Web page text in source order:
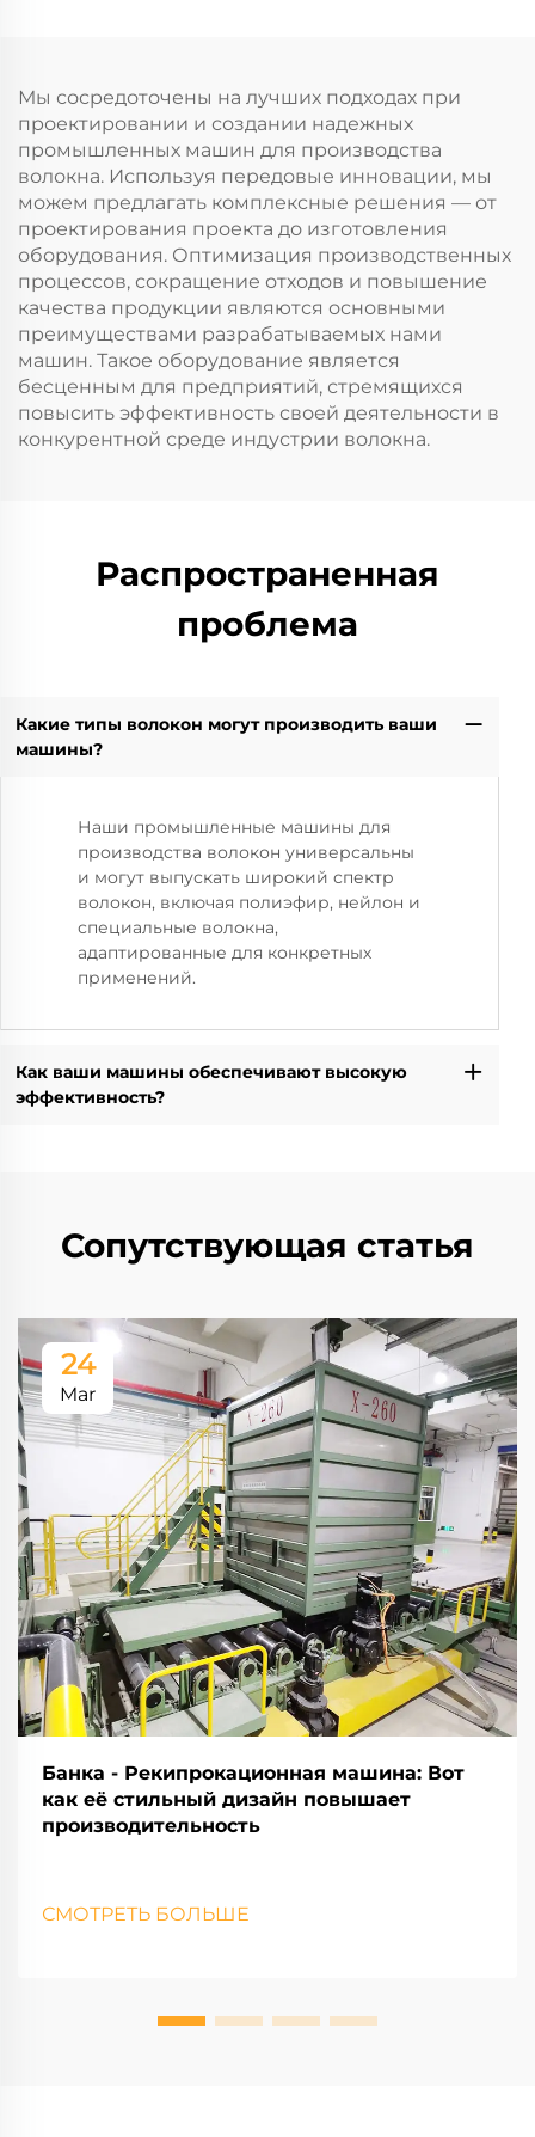
Мы сосредоточены на лучших подходах при
проектировании и создании надежных
промышленных машин для производства
волокна. Используя передовые инновации, мы
можем предлагать комплексные решения — от
проектирования проекта до изготовления
оборудования. Оптимизация производственных
процессов, сокращение отходов и повышение
качества продукции являются основными
преимуществами разрабатываемых нами
машин. Такое оборудование является
бесценным для предприятий, стремящихся
повысить эффективность своей деятельности в
конкурентной среде индустрии волокна.
Распространенная
проблема
Какие типы волокон могут производить ваши
машины?
Наши промышленные машины для
производства волокон универсальны
и могут выпускать широкий спектр
волокон, включая полиэфир, нейлон и
специальные волокна,
адаптированные для конкретных
применений.
Как ваши машины обеспечивают высокую
эффективность?
Сопутствующая статья
24
Mar
Банка - Рекипрокационная машина: Вот
как её стильный дизайн повышает
производительность
СМОТРЕТЬ БОЛЬШЕ